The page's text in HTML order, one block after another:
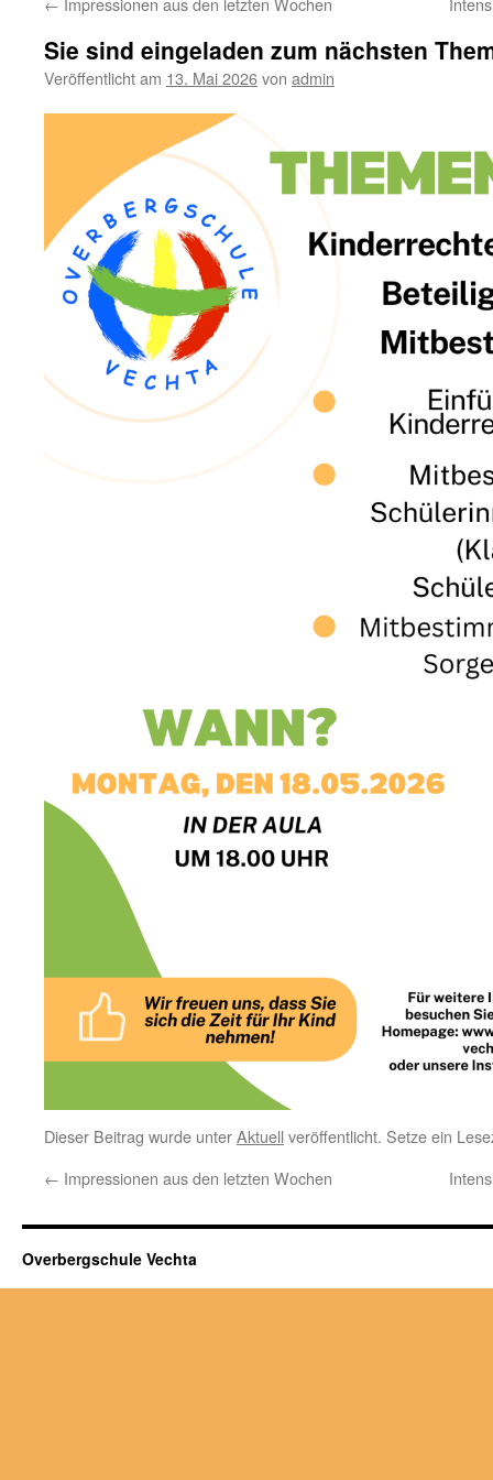
Sie sind eingeladen zum nächsten
Veröffentlicht am 13. Mai 2026von admin
Dieser Beitrag wurde unterAktuell veröffentlicht. Setze ein
← Impressionen aus den letzten Wochen
Overbergschule Vechta